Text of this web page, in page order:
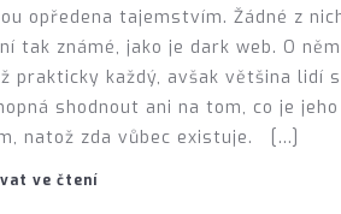
opředena tajemstvím. Žádné z
tak známé, jako je dark web. O něm
prakticky každý, avšak většina lidí
shodnout ani na tom, co je jeho
natož zda vůbec existuje. […]
ve čtení